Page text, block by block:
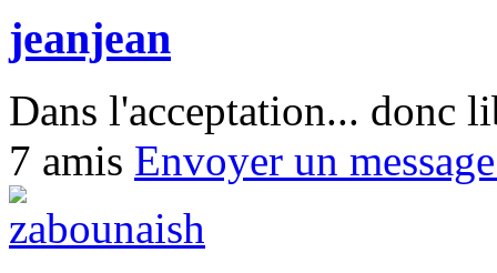
jeanjean
Dans l'acceptation... donc
7 amis Envoyer un